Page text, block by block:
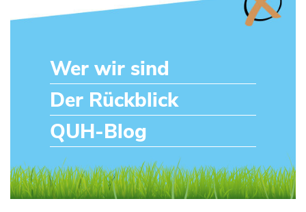
Wer wir sind
Der Rückblick
QUH-Blog